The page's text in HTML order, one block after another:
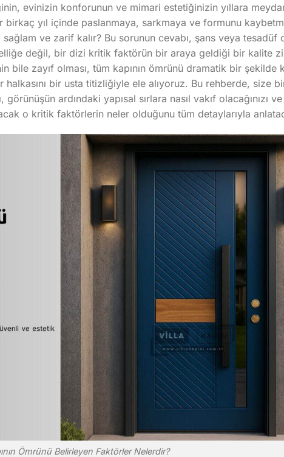
evinizin konforunun ve mimari estetiğinizin yıllara
birkaç yıl içinde paslanmaya, sarkmaya ve formunu
ve zarif kalır? Bu sorunun cevabı, şans veya tesadüf
değil, bir dizi kritik faktörün bir araya geldiği bir kalite
bile zayıf olması, tüm kapının ömrünü dramatik bir şekilde
bir usta titizliğiyle ele alıyoruz. Bu rehberde, size bir
görünüşün ardındaki yapısal sırlara nasıl vakıf olacağınızı ve
o kritik faktörlerin neler olduğunu tüm detaylarıyla
Ömrünü Belirleyen Faktörler Nelerdir?